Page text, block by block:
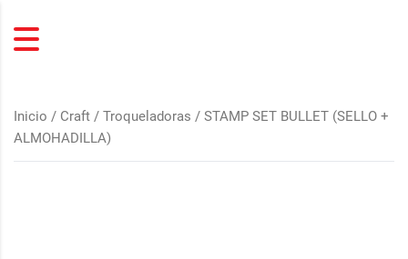
Inicio / Craft / Troqueladoras / STAMP SET BULLET (SELLO +
ALMOHADILLA)